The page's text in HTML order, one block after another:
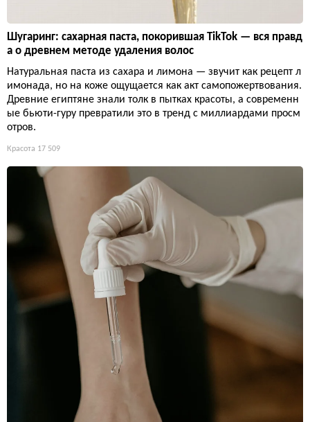
Шугаринг: сахарная паста, покорившая TikTok — вся правд
а о древнем методе удаления волос
Натуральная паста из сахара и лимона — звучит как рецепт л
имонада, но на коже ощущается как акт самопожертвования.
Древние египтяне знали толк в пытках красоты, а современн
ые бьюти-гуру превратили это в тренд с миллиардами просм
отров.
Красота 17 509